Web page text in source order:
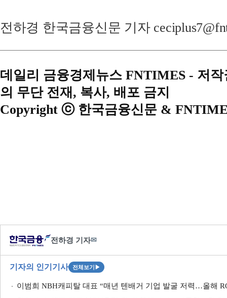
전하경 한국금융신문 기자
데일리 금융경제뉴스 FNTIMES - 저
의 무단 전재, 복사, 배포 금지
Copyright ⓒ 한국금융신문 &
전하경 기자✉
기자의 인기기사 전체보기 ▶
이범희 NBH캐피탈 대표 “매년 텐배거 기업 발굴 저력…올해